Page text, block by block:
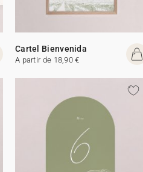
Cartel Bienvenida
A partir de 18,90 €